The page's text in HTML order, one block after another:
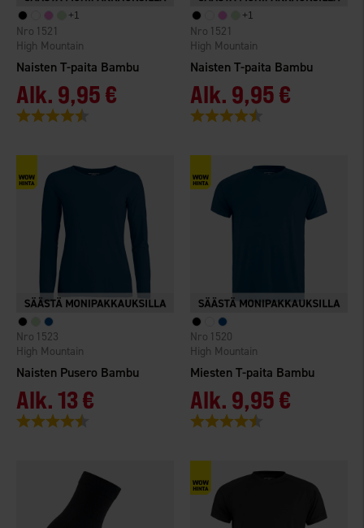
+1
Naisten T-paita Bambu
High Mountain
1521
Alk. 9,95 €
Arvio:
+1
Naisten T-paita Bambu
High Mountain
1521
Alk. 9,95 €
Arvio:
Naisten Pusero Bambu
High Mountain
1523
Alk. 13 €
Arvio:
Miesten T-paita Bambu
High Mountain
1520
Alk. 9,95 €
Arvio: